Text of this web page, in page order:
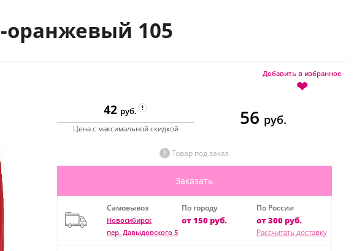
оранжевый 105
42 руб.
Цена с максимальной скидкой 56 руб.
Товар под заказ
Заказать
Добавить в избранное
❤
Самовывоз
Новосибирск
пер. Давыдовского 5
По городу
от 150 руб.
По России
от 300 руб.
Рассчитать доставку